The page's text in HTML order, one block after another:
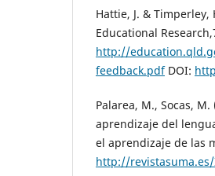
Hattie, J. & Timperley,
Educational
http://
feedback.pdfDOI:
Palarea, M., Socas,
aprendizaje del
el aprendizaje de las
http://